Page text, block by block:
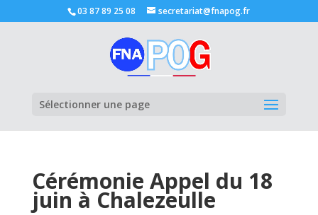
03 87 89 25 08 secretariat@fnapog.fr
Sélectionner une page
Cérémonie Appel du 18
juin à Chalezeulle